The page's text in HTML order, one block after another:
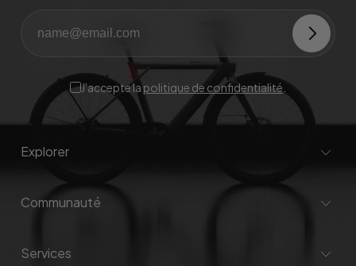
J'accepte lapolitique de confidentialité
Explorer
Communauté
Services